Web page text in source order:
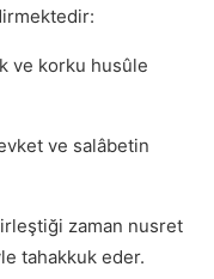
ve korku husûle
ve salâbetin
zaman nusret
tahakkuk eder.